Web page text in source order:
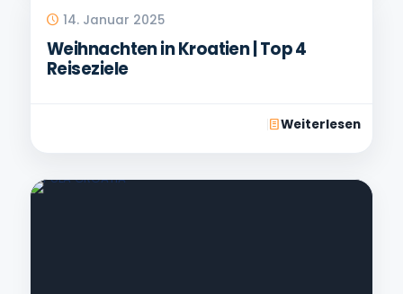
14. Januar 2025
Weihnachten in Kroatien | Top 4
Reiseziele
Weiterlesen